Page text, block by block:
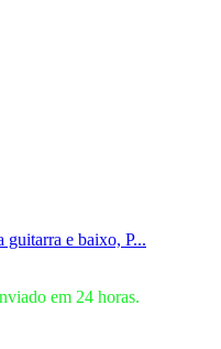
guitarra e baixo, P...
em 24 horas.